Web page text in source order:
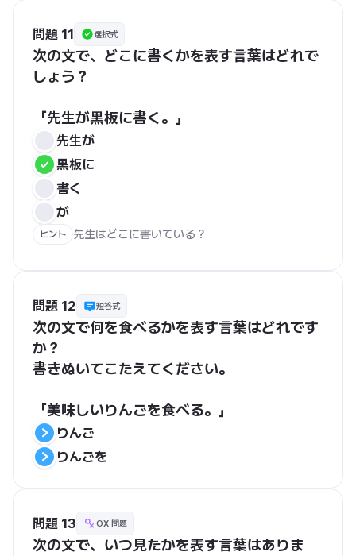
問題 11 選択式
次の文で、どこに書くかを表す言葉はどれで
しょう？
「先生が黒板に書く。」
先生が
黒板に
書く
が
ヒント 先生はどこに書いている？
問題 12 短答式
次の文で何を食べるかを表す言葉はどれです
か？
書きぬいてこたえてください。
「美味しいりんごを食べる。」
りんご
りんごを
問題 13 OX 問題
次の文で、いつ見たかを表す言葉はありま